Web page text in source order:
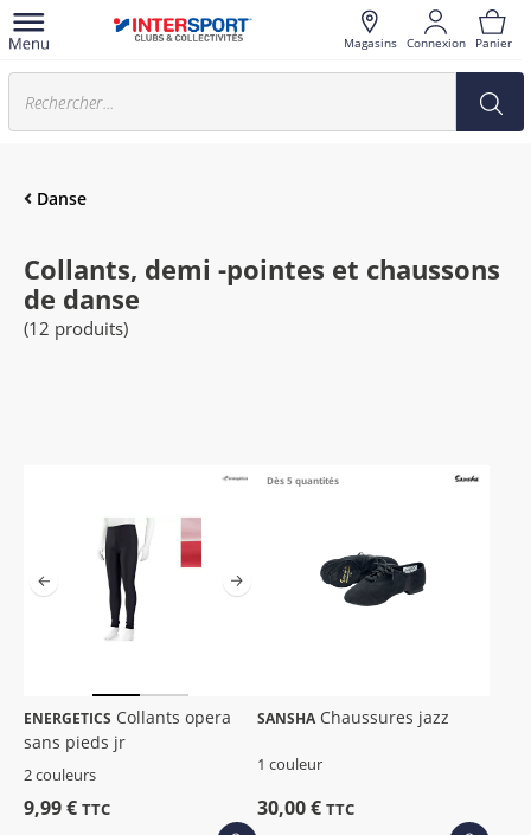
Magasins Connexion Panier
Danse
Collants, demi -pointes et chaussons
de danse
(12 produits)
ENERGETICS
sans pieds jr
2 couleurs
9,99 € TTC
Dès 5 quantités
SANSHA Chaussures jazz
1 couleur
30,00 € TTC